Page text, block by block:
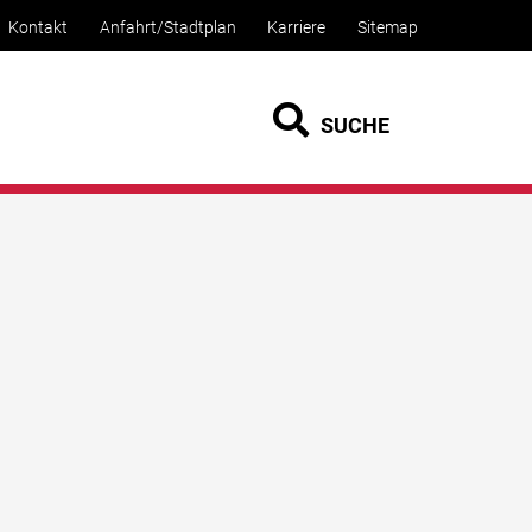
Kontakt Anfahrt/Stadtplan Karriere Sitemap
SUCHE